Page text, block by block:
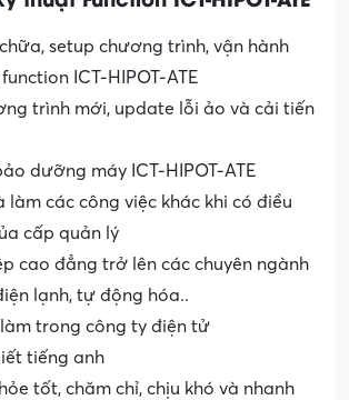
setup chương trình, vận hành
ICT-HIPOT-ATE
trình mới, update lỗi ảo và cải tiến
dưỡng máy ICT-HIPOT-ATE
làm các công việc khác khi có điều
cấp quản lý
cao đẳng trở lên các chuyên ngành
lạnh, tự động hóa..
trong công ty điện tử
tiếng anh
tốt, chăm chỉ, chịu khó và nhanh